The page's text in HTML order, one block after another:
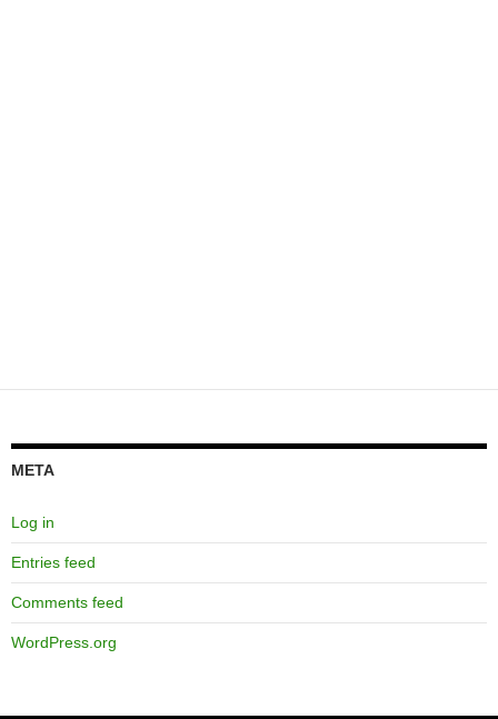
META
Log in
Entries feed
Comments feed
WordPress.org